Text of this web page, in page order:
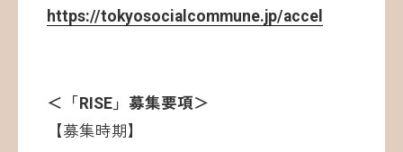
https://tokyosocialcommune.jp/accel
＜「RISE」募集要項＞
【募集時期】